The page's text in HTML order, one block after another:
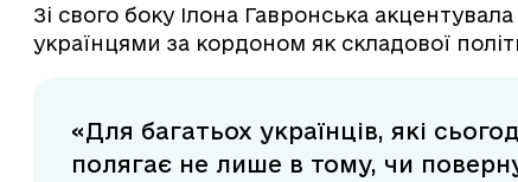
Зі свого боку Ілона Гавронська
українцями за кордоном як складової
«Для багатьох українців, які
полягає не лише в тому, чи